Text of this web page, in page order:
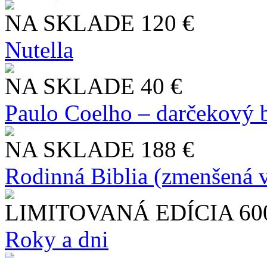
NA SKLADE 120 €
Nutella
NA SKLADE 40 €
Paulo Coelho – darčekový
NA SKLADE 188 €
Rodinná Biblia (zmenšená
LIMITOVANÁ EDÍCIA
Roky a dni